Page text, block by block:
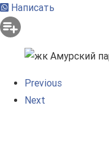
Написать
Previous
Next